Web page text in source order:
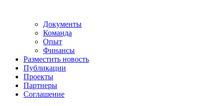
Документы
Команда
Опыт
Финансы
Разместить новость
Публикации
Проекты
Партнеры
Соглашение